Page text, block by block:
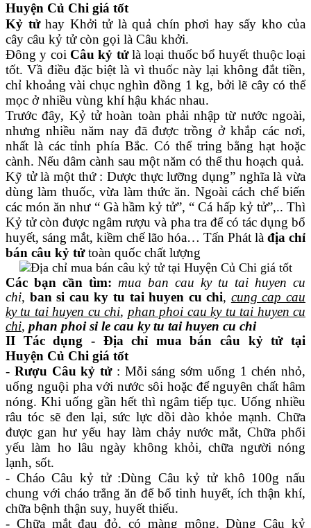
Huyện Củ Chi giá tốt
Kỷ tửhay Khởi tử là quả chín phơi hay sấy kho của
cây câu kỷ tử còn gọi là Câu khởi.
Đông y coi Câu kỷ tửlà loại thuốc bổ huyết thuộc loại
tốt. Vầ điều đặc biệt là vì thuốc này lại không đắt tiền,
chỉ khoảng vài chục nghìn đồng 1 kg, bởi lẽ cây có thể
mọc ở nhiều vùng khí hậu khác nhau.
Trước đây, Kỷ tử hoàn toàn phải nhập từ nước ngoài,
nhưng nhiều năm nay đã được trồng ở khắp các nơi,
nhất là các tỉnh phía Bắc. Có thể tring bằng hạt hoặc
cành. Nếu dâm cành sau một năm có thể thu hoạch quả.
Kỹ tử là một thứ : Dược thực lưỡng dụng” nghĩa là vừa
dùng làm thuốc, vừa làm thức ăn. Ngoài cách chế biến
các món ăn như “ Gà hầm kỷ tử”, “ Cá hấp kỷ tử”,.. Thì
Kỷ tử còn được ngâm rượu và pha tra để có tác dụng bổ
huyết, sáng mắt, kiềm chế lão hóa… Tấn Phát là địa chỉ
bán câu kỷ tửtoàn quốc chất lượng
Các bạn cần tìm: mua ban cau ky tu tai huyen cu
chi, ban si cau ky tu tai huyen cu chi, cung cap cau
ky tu tai huyen cu chi, phan phoi cau ky tu tai huyen cu
chi, phan phoi si le cau ky tu tai huyen cu chi
II Tác dụng - Địa chỉ mua bán câu kỷ tử tại
Huyện Củ Chi giá tốt
- Rượu Câu kỷ tử: Mỗi sáng sớm uống 1 chén nhỏ,
uống nguội pha với nước sôi hoặc để nguyên chất hâm
nóng. Khi uống gần hết thì ngâm tiếp tục. Uống nhiều
râu tóc sẽ đen lại, sức lực dồi dào khỏe mạnh. Chữa
được gan hư yếu hay làm chảy nước mắt, Chữa phổi
yếu làm ho lâu ngày không khỏi, chữa người nóng
lạnh, sốt.
- Cháo Câu kỷ tử :Dùng Câu kỷ tử khô 100g nấu
chung với cháo trắng ăn để bổ tinh huyết, ích thận khí,
chữa bệnh thận suy, huyết thiếu.
- Chữa mắt đau đỏ, có màng mộng. DùngCâu kỷ